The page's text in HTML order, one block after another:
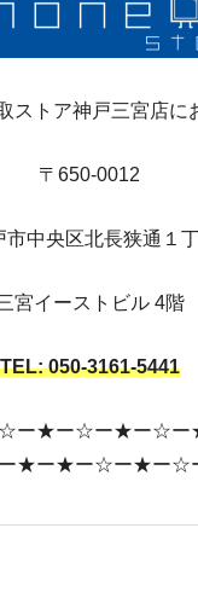
ストア神戸三宮店に
〒650-0012
市中央区北長狭通１
宮イーストビル 4階
TEL: 050-3161-5441
ー★ー☆ー★ー☆
★ー★ー☆ー★ー☆